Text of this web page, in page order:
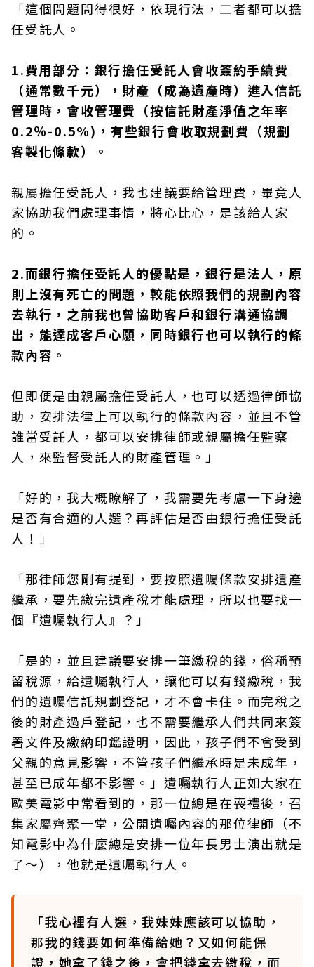
「這個問題問得很好，依現行法，二者都可以擔
任受託人。
1.費用部分：銀行擔任受託人會收簽約手續費
（通常數千元），財產（成為遺產時）進入信託
管理時，會收管理費（按信託財產淨值之年率
0.2％-0.5%)，有些銀行會收取規劃費（規劃
客製化條款）。
親屬擔任受託人，我也建議要給管理費，畢竟人
家協助我們處理事情，將心比心，是該給人家
的。
2.而銀行擔任受託人的優點是，銀行是法人，原
則上沒有死亡的問題，較能依照我們的規劃內容
去執行，之前我也曾協助客戶和銀行溝通協調
出，能達成客戶心願，同時銀行也可以執行的條
款內容。
但即便是由親屬擔任受託人，也可以透過律師協
助，安排法律上可以執行的條款內容，並且不管
誰當受託人，都可以安排律師或親屬擔任監察
人，來監督受託人的財產管理。」
「好的，我大概瞭解了，我需要先考慮一下身邊
是否有合適的人選？再評估是否由銀行擔任受託
人！」
「那律師您剛有提到，要按照遺囑條款安排遺產
繼承，要先繳完遺產稅才能處理，所以也要找一
個『遺囑執行人』？」
「是的，並且建議要安排一筆繳稅的錢，俗稱預
留稅源，給遺囑執行人，讓他可以有錢繳稅，我
們的遺囑信託規劃登記，才不會卡住。而完稅之
後的財產過戶登記，也不需要繼承人們共同來簽
署文件及繳納印鑑證明，因此，孩子們不會受到
父親的意見影響，不管孩子們繼承時是未成年，
甚至已成年都不影響。」遺囑執行人正如大家在
歐美電影中常看到的，那一位總是在喪禮後，召
集家屬齊聚一堂，公開遺囑內容的那位律師（不
知電影中為什麼總是安排一位年長男士演出就是
了～），他就是遺囑執行人。
「我心裡有人選，我妹妹應該可以協助，
那我的錢要如何準備給她？又如何能保
證，她拿了錢之後，會把錢拿去繳稅，而